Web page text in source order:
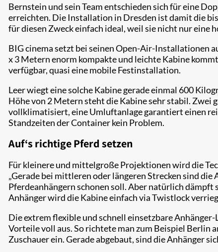
Bernstein und sein Team entschieden sich für eine
erreichten. Die Installation in Dresden ist damit die
für diesen Zweck einfach ideal, weil sie nicht nur eine
BIG cinema setzt bei seinen Open-Air-Installationen
x 3 Metern enorm kompakte und leichte Kabine
verfügbar, quasi eine mobile Festinstallation.
Leer wiegt eine solche Kabine gerade einmal 600
Höhe von 2 Metern steht die Kabine sehr stabil. Zwei
vollklimatisiert, eine Umluftanlage garantiert einen
Standzeiten der Container kein Problem.
Auf‘s richtige Pferd setzen
Für kleinere und mittelgroße Projektionen wird die
„Gerade bei mittleren oder längeren Strecken sind
Pferdeanhängern schonen soll. Aber natürlich dämpft
Anhänger wird die Kabine einfach via Twistlock
Die extrem flexible und schnell einsetzbare
Vorteile voll aus. So richtete man zum Beispiel Berlin
Zuschauer ein. Gerade abgebaut, sind die Anhänger